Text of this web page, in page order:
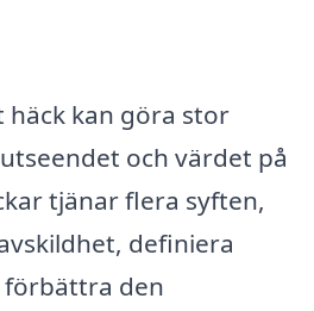
häck kan göra stor
och värdet på
tjänar flera syften,
definiera
den